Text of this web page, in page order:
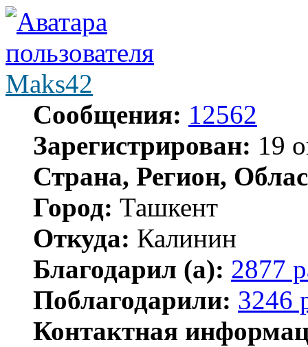
Maks42
Сообщения: 12562
Зарегистрирован: 19
Страна, Регион,
Город: Ташкент
Откуда: Калинин
Благодарил (а): 2877
Поблагодарили: 3246
Контактная